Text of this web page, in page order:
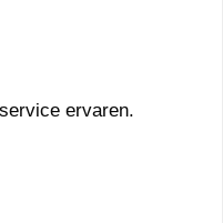
ervaren.